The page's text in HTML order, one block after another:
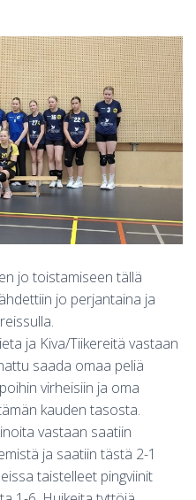
jo toistamiseen tällä
jo perjantaina ja
ja Kiva/Tiikereitä vastaan
saada omaa peliä
virheisiin ja oma
kauden tasosta.
vastaan saatiin
ja saatiin tästä 2-1
taistelleet pingviinit